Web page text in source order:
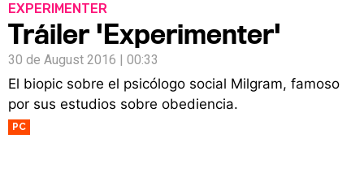
EXPERIMENTER
Tráiler 'Experimenter'
30 de August 2016 | 00:33
El biopic sobre el psicólogo social Milgram, famoso
por sus estudios sobre obediencia.
PC